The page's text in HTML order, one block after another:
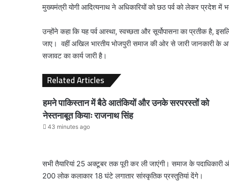
मुख्यमंत्री योगी आदित्यनाथ ने अधिकारियों को छठ पर्व को लेकर प्रदेश
उन्होंने कहा कि यह पर्व आस्था, स्वच्छता और सूर्योपासना का प्रतीक है,
जाए। वहीं अखिल भारतीय भोजपुरी समाज की ओर से जारी जानकारी के
सजावट का कार्य जारी है।
Related Articles
हमने पाकिस्तान में बैठे आतंकियों और उनके सरपरस्तों को
नेस्तनाबूत कियाः राजनाथ सिंह
43 minutes ago
सभी तैयारियां 25 अक्टूबर तक पूरी कर ली जाएंगी। समाज के
200 लोक कलाकार 18 घंटे लगातार सांस्कृतिक प्रस्तुतियां देंगे।